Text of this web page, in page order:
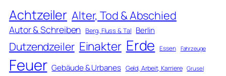
Achtzeiler Alter, Tod & Abschied
Autor & Schreiben Berg, Fluss & Tal Berlin
Dutzendzeiler Einakter Erde Essen Fahrzeuge
Feuer Gebäude & Urbanes Geld, Arbeit, Karriere Grusel